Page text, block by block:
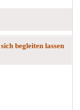
begleiten lassen